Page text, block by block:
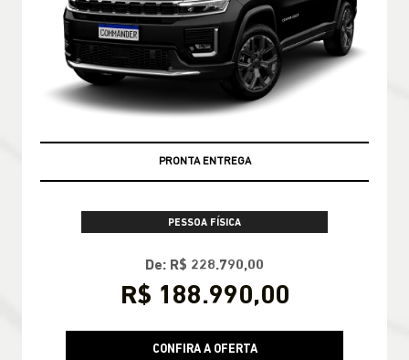
PRONTA ENTREGA
PESSOA FÍSICA
De: R$ 228.790,00
R$ 188.990,00
CONFIRA A OFERTA